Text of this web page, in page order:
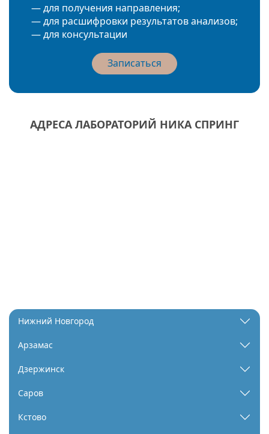
— для получения направления;
— для расшифровки результатов анализов;
— для консультации
Записаться
АДРЕСА ЛАБОРАТОРИЙ НИКА СПРИНГ
Нижний Новгород
Арзамас
Дзержинск
Саров
Кстово